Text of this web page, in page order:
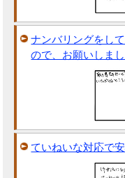
ナンバリングをし
ので、お願いしま
ていねいな対応で